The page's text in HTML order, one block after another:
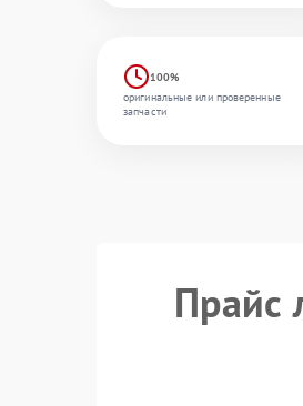
100%
оригинальные или проверенные
запчасти
Прайс